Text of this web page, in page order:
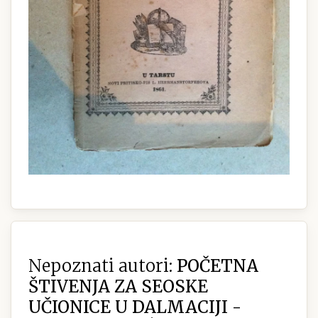
Nepoznati autori: POČETNA
ŠTIVENJA ZA SEOSKE
UČIONICE U DALMACIJI -